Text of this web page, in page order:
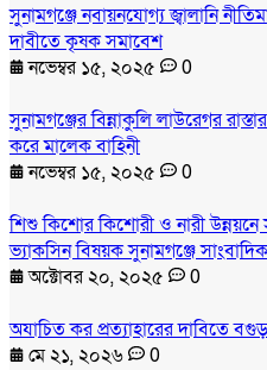
সুনামগঞ্জে নবায়নযোগ্য জ্বালানি
দাবীতে কৃষক সমাবেশ
নভেম্বর ১৫, ২০২৫
0
সুনামগঞ্জের বিন্নাকুলি লাউরেগর
করে মালেক বাহিনী
নভেম্বর ১৫, ২০২৫
0
শিশু কিশোর কিশোরী ও নারী
ভ্যাকসিন বিষয়ক সুনামগঞ্জে
অক্টোবর ২০, ২০২৫
0
অযাচিত কর প্রত্যাহারের দাবিতে
মে ২১, ২০২৬
0